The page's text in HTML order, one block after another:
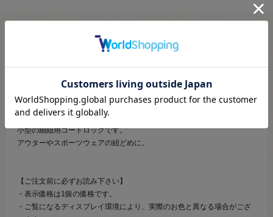
●素材：本体・・・ナイロン樹脂、バネ・・・ステンレス
●サイズ：外径 約9mm / 紐通し内径 約4mm
※詳細は画像を参照ください。
●推奨紐サイズ：直径3mm以下
【商品の説明】
小型の細紐用コードロックです。
アウターやスポーツウェアの紐どめに。
【ご注文前に必ずお読み下さい】
・表示価格は1個の価格です。
・ご覧になるディスプレイ環境により、実際のお色と異なる場合がござ